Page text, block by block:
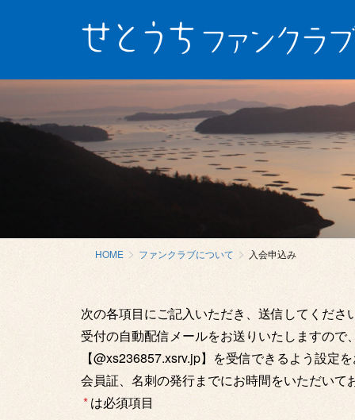
HOME ファンクラブについて 入会申込み
次の各項目にご記入いただき、送信してくださ
受付の自動配信メールをお送りいたしますの
【@xs236857.xsrv.jp】を受信できるよう設定
会員証、名刺の発行までにお時間をいただいて
*は必須項目